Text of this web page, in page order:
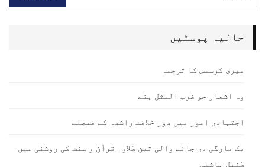
حالیہ پوسٹیں
میری کرسمس کا ترجمہ
وہ اشعار جو ضرب المثل بنے
اجتہادی امور میں دور خلافت راشدہ کے فیصلے
یک بارگی دی جانے والی تین طلاق _قرآن و سنت کی روشنی میں
طفیل ہاشمی